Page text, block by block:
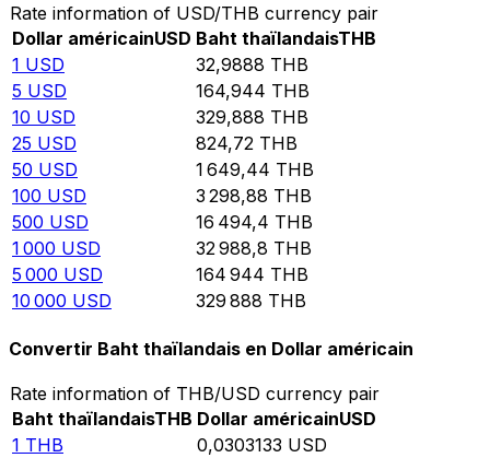
Rate information of USD/THB currency pair
Dollar américainUSD Baht thaïlandaisTHB
1 USD 32,9888 THB
5 USD 164,944 THB
10 USD 329,888 THB
25 USD 824,72 THB
50 USD 1 649,44 THB
100 USD 3 298,88 THB
500 USD 16 494,4 THB
1 000 USD 32 988,8 THB
5 000 USD 164 944 THB
10 000 USD 329 888 THB
Convertir Baht thaïlandais en Dollar américain
Rate information of THB/USD currency pair
Baht thaïlandaisTHB Dollar américainUSD
1 THB 0,0303133 USD